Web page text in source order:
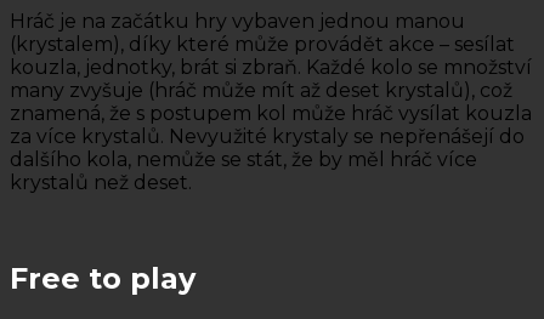
Hráč je na začátku hry vybaven jednou manou
(krystalem), díky které může provádět akce – sesílat
kouzla, jednotky, brát si zbraň. Každé kolo se množství
many zvyšuje (hráč může mít až deset krystalů), což
znamená, že s postupem kol může hráč vysílat kouzla
za více krystalů. Nevyužité krystaly se nepřenášejí do
dalšího kola, nemůže se stát, že by měl hráč více
krystalů než deset.
Free to play